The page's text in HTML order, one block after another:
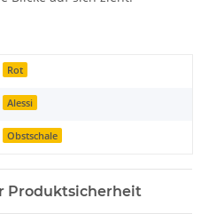
Rot
Alessi
Obstschale
Produktsicherheit